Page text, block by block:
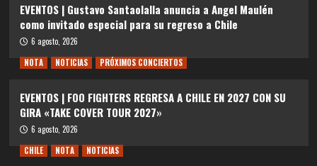
EVENTOS | Gustavo Santaolalla anuncia a Angel Maulén
como invitado especial para su regreso a Chile
6 agosto, 2026
NOTA
NOTICIAS PRÓXIMOS CONCIERTOS
EVENTOS | FOO FIGHTERS REGRESA A CHILE EN 2027 CON SU
GIRA «TAKE COVER TOUR 2027»
6 agosto, 2026
CHILE
NOTA NOTICIAS